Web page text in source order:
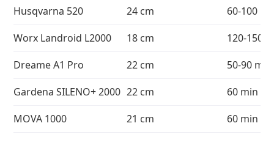
Husqvarna 520
24 cm
60-100
Worx Landroid L2000
18 cm
120-150
Dreame A1 Pro
22 cm
50-90 min
Gardena SILENO+ 2000 22 cm
60 min
MOVA 1000
21 cm 60 min